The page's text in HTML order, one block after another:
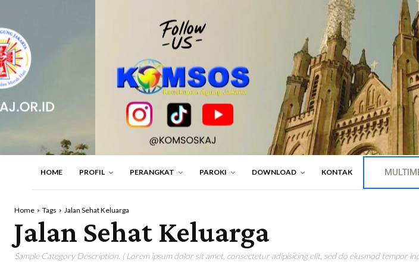
HOME PROFIL PERANGKAT PAROKI DOWNLOAD KONTAK
Home Tags Jalan Sehat Keluarga
Jalan Sehat Keluarga
Sample Category Description. ( Lorem ipsum dolor sit amet, consectetur adipisicing elit, sed do eiusmod tempor